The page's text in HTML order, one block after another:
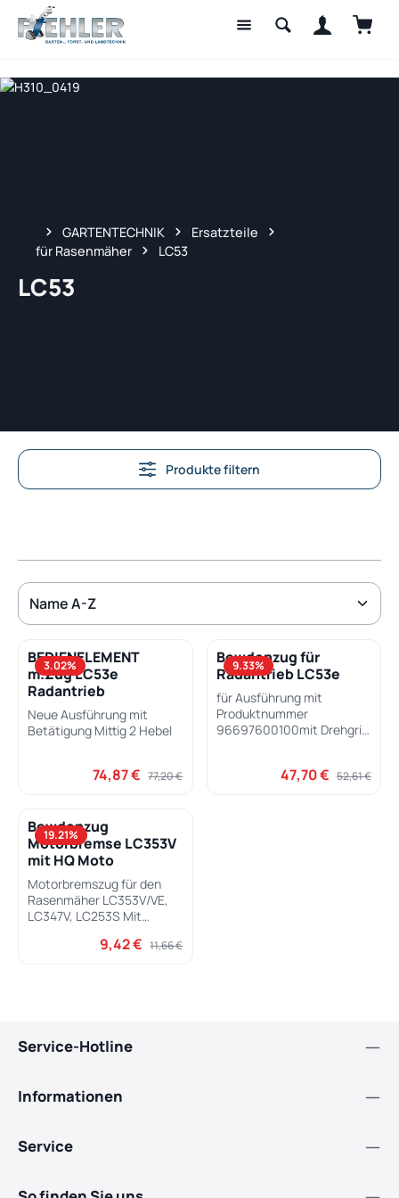
Zum Hauptinhalt springen
GARTENTECHNIK
Ersatzteile
für Rasenmäher
LC53
LC53
Produkte filtern
3.02%
BEDIENELEMENT
m.Zug LC53e
Radantrieb
Neue Ausführung mit
Betätigung Mittig 2 Hebel
Verkaufspreis:
74,87 € Regulärer Preis:
77,20 €
9.33%
Bowdenzug für
Radantrieb LC53e
für Ausführung mit
Produktnummer
96697600100mit Drehgriff
Verkaufspreis:
47,70 € Regulärer
52,61 €
19.21%
Bowdenzug
Motorbremse LC353V
mit HQ Moto
Motorbremszug für den
Rasenmäher LC353V/VE,
LC347V, LC253S Mit
Verkaufspreis:
9,42 € Regulärer Preis:
11,66 €
Service-Hotline
Informationen
Service